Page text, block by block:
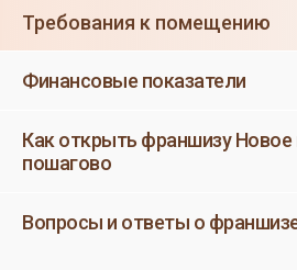
Требования к помещению
Финансовые показатели
Как открыть франшизу Новое
пошагово
Вопросы и ответы о